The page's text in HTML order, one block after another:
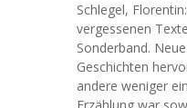
Schlegel,
vergessenen
Sonderband.
Geschichten
andere weniger